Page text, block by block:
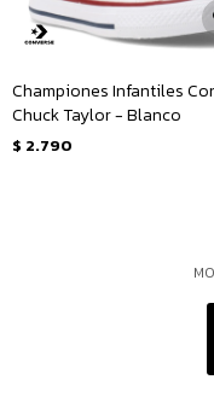
Championes Infantiles
Chuck Taylor - Blanco
$ 2.790